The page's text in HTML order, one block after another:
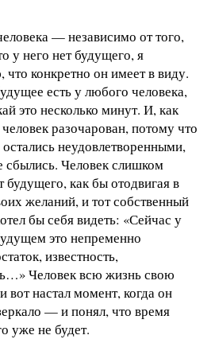
— независимо от того,
у него нет будущего, я
что конкретно он имеет в виду.
есть у любого человека,
это несколько минут. И, как
разочарован, потому что
неудовлетворенными,
сбылись. Человек слишком
будущего, как бы отодвигая в
желаний, и тот собственный
бы себя видеть: «Сейчас у
это непременно
известность,
Человек всю жизнь свою
вот настал момент, когда он
— и понял, что время
уже не будет.